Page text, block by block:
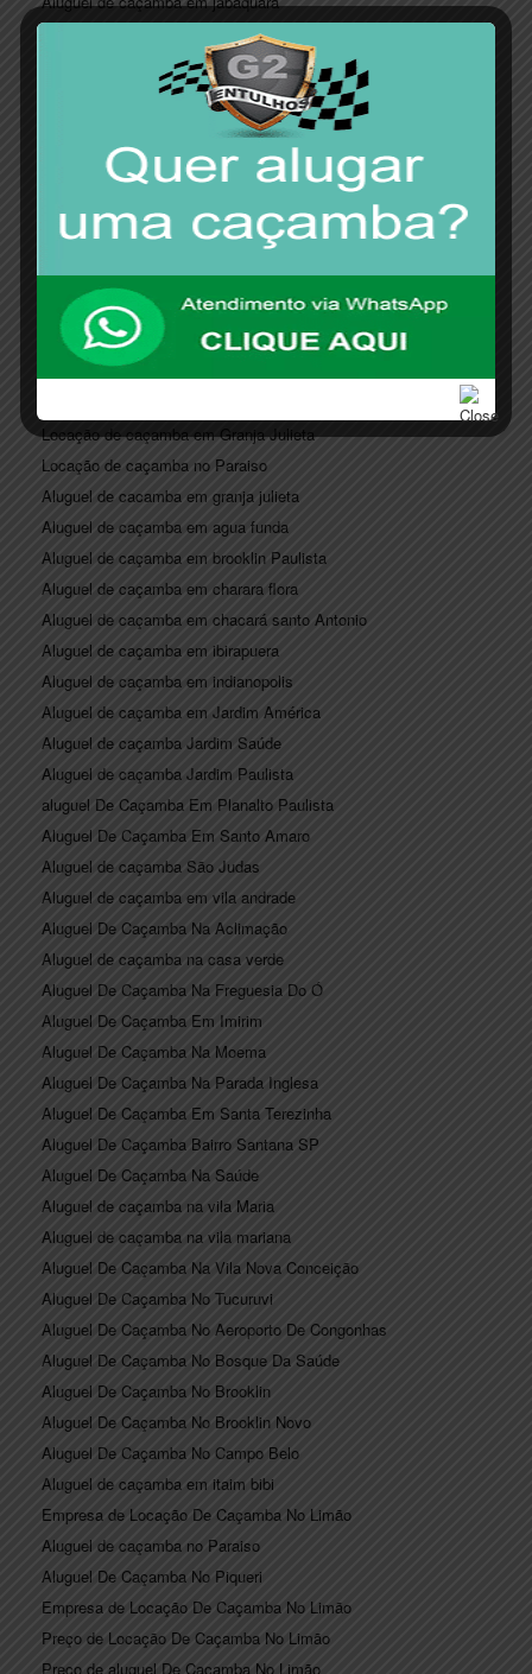
Locação de caçamba em itaim bibi
Locação de caçamba no Booklin Paulista
Locação de caçamba em indianópolis
Locação de caçamba em Jardim América
Locação de caçamba Jardim Saúde
Locação de caçamba Jardim Europa
Locação de caçamba Jardim Paulista
Locação de caçamba Real Parque
Locação de caçamba São Judas
Locação de caçamba Chacará Flora
Locação de caçamba Chacará Klabin
Locação de caçamba em Granja Julieta
Locação de caçamba no Paraiso
Aluguel de cacamba em granja julieta
Aluguel de caçamba em agua funda
Aluguel de caçamba em brooklin Paulista
Aluguel de caçamba em charara flora
Aluguel de caçamba em chacará santo Antonio
Aluguel de caçamba em ibirapuera
Aluguel de caçamba em indianopolis
Aluguel de caçamba em Jardim América
Aluguel de caçamba Jardim Saúde
Aluguel de caçamba Jardim Paulista
aluguel De Caçamba Em Planalto Paulista
Aluguel De Caçamba Em Santo Amaro
Aluguel de caçamba São Judas
Aluguel de caçamba em vila andrade
Aluguel De Caçamba Na Aclimação
Aluguel de caçamba na casa verde
Aluguel De Caçamba Na Freguesia Do Ó
Aluguel De Caçamba Em Imirim
Aluguel De Caçamba Na Moema
Aluguel De Caçamba Na Parada Inglesa
Aluguel De Caçamba Em Santa Terezinha
Aluguel De Caçamba Bairro Santana SP
Aluguel De Caçamba Na Saúde
Aluguel de caçamba na vila Maria
Aluguel de caçamba na vila mariana
Aluguel De Caçamba Na Vila Nova Conceição
Aluguel De Caçamba No Tucuruvi
Aluguel De Caçamba No Aeroporto De Congonhas
Aluguel De Caçamba No Bosque Da Saúde
Aluguel De Caçamba No Brooklin
Aluguel De Caçamba No Brooklin Novo
Aluguel De Caçamba No Campo Belo
Aluguel de caçamba em itaim bibi
Empresa de Locação De Caçamba No Limão
Aluguel de caçamba no Paraiso
Aluguel De Caçamba No Piqueri
Empresa de Locação De Caçamba No Limão
Preço de Locação De Caçamba No Limão
Preço de aluguel De Caçamba No Limão